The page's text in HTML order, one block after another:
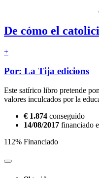
De cómo el
+
Por: La Tija edicions
Este satírico libro pretende
valores inculcados por la
€ 1.874 conseguido
14/08/2017 financiado
112% Financiado